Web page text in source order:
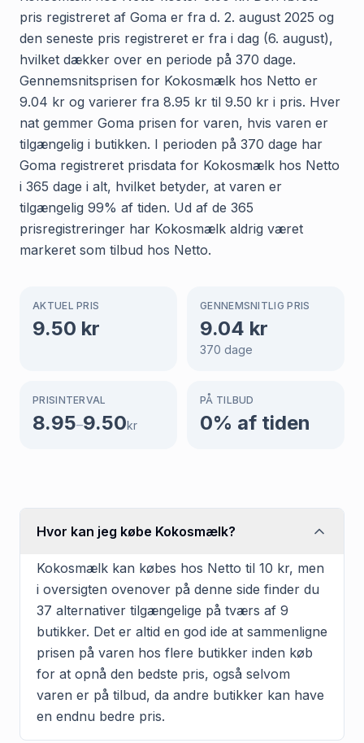
pris registreret af Goma er fra d. 2. august 2025 og
den seneste pris registreret er fra i dag (6. august),
hvilket dækker over en periode på 370 dage.
Gennemsnitsprisen for Kokosmælk hos Netto er
9.04 kr og varierer fra 8.95 kr til 9.50 kr i pris. Hver
nat gemmer Goma prisen for varen, hvis varen er
tilgængelig i butikken. I perioden på 370 dage har
Goma registreret prisdata for Kokosmælk hos Netto
i 365 dage i alt, hvilket betyder, at varen er
tilgængelig 99% af tiden. Ud af de 365
prisregistreringer har Kokosmælk aldrig været
markeret som tilbud hos Netto.
AKTUEL PRIS
9.50 kr
GENNEMSNITLIG PRIS
9.04 kr
370 dage
PRISINTERVAL
8.95–9.50kr
PÅ TILBUD
0% af tiden
Hvor kan jeg købe Kokosmælk?
Kokosmælk kan købes hos Netto til 10 kr, men
i oversigten ovenover på denne side finder du
37 alternativer tilgængelige på tværs af 9
butikker. Det er altid en god ide at sammenligne
prisen på varen hos flere butikker inden køb
for at opnå den bedste pris, også selvom
varen er på tilbud, da andre butikker kan have
en endnu bedre pris.